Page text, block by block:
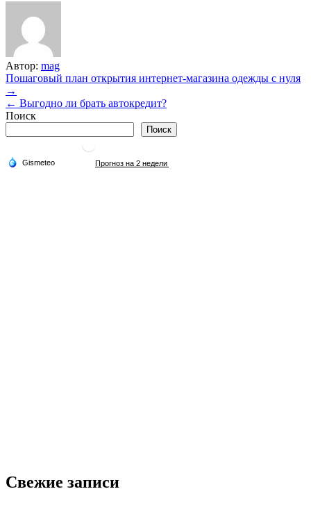
Автор: mag
Навигация
по
записям
Пошаговый план открытия интернет-магазина одежды с нуля
→
← Выгодно ли брать автокредит?
Поиск
Поиск
Свежие записи